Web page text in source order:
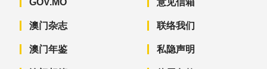
澳门杂志
澳门年鉴
联络我们
私隐声明